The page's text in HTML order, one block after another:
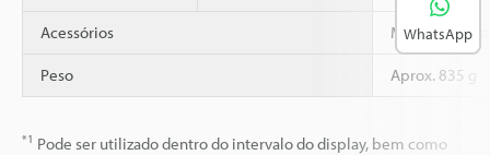
Acessórios Manual de
Peso Aprox. 835 g
*1 Pode ser utilizado dentro do intervalo do display, bem como
WhatsApp